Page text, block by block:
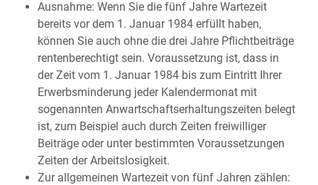
Ausnahme: Wenn Sie die fünf Jahre Wartezeit
bereits vor dem 1. Januar 1984 erfüllt haben,
können Sie auch ohne die drei Jahre Pflichtbeiträge
rentenberechtigt sein. Voraussetzung ist, dass in
der Zeit vom 1. Januar 1984 bis zum Eintritt Ihrer
Erwerbsminderung jeder Kalendermonat mit
sogenannten Anwartschaftserhaltungszeiten belegt
ist, zum Beispiel auch durch Zeiten freiwilliger
Beiträge oder unter bestimmten Voraussetzungen
Zeiten der Arbeitslosigkeit.
Zur allgemeinen Wartezeit von fünf Jahren zählen: